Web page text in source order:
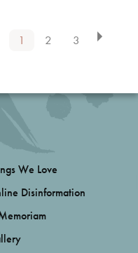
1 2 3
We Love
Disinformation